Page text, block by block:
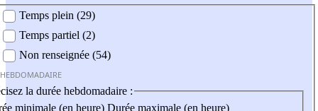
Temps plein (29)
Temps partiel (2)
Non renseignée (54)
la durée hebdomadaire :
minimale (en heure) Durée maximale (en heure)